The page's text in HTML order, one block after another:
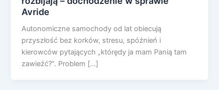
Avride
Autonomiczne samochody od lat obiecują
przyszłość bez korków, stresu, spóźnień i
kierowców pytających „którędy ja mam Panią tam
zawieźć?”. Problem […]